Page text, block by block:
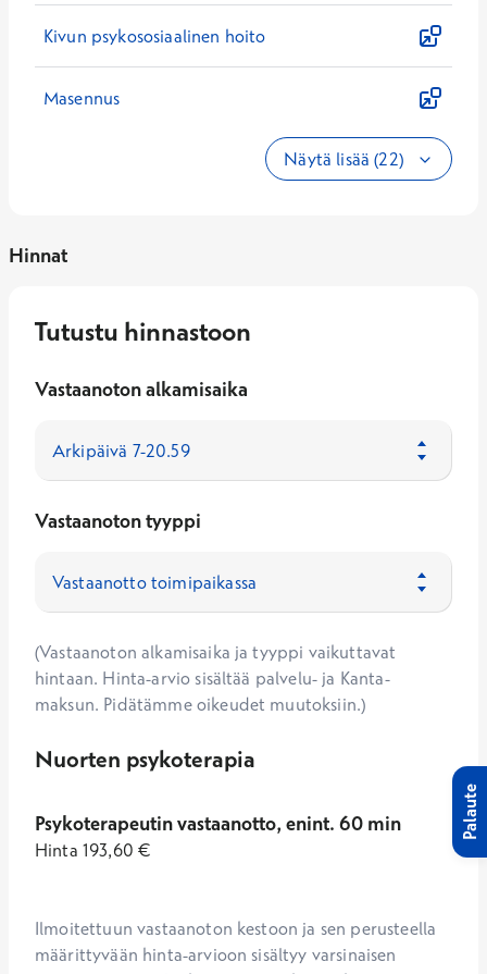
Kivun psykososiaalinen hoito
Masennus
Näytä lisää (22)
Hinnat
Tutustu hinnastoon
Vastaanoton alkamisaika
Vastaanoton tyyppi
(Vastaanoton alkamisaika ja tyyppi vaikuttavat
hintaan. Hinta-arvio sisältää palvelu- ja Kanta-
maksun. Pidätämme oikeudet muutoksiin.)
Nuorten psykoterapia
Psykoterapeutin vastaanotto, enint. 60 min
Hinta 193,60 €
Ilmoitettuun vastaanoton kestoon ja sen perusteella
määrittyvään hinta-arvioon sisältyy varsinaisen
Palaute